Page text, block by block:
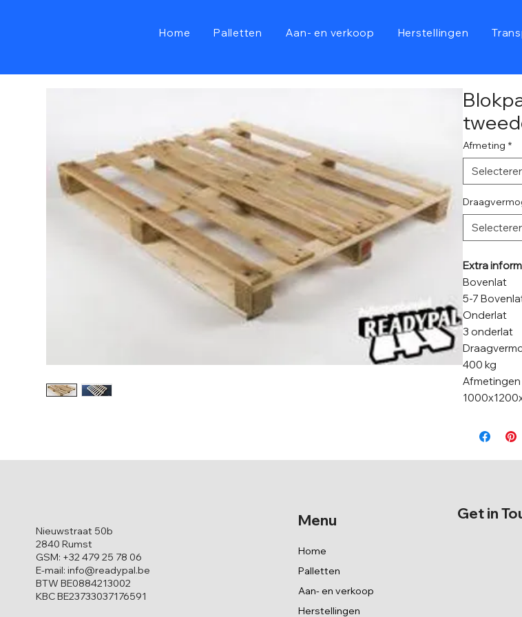
Home Palletten Aan- en verkoop Herstellingen
Afmeting *
Extra
Bovenlat
5-7
Onderlat
3 onderlat
400 kg
Afmetingen
Nieuwstraat 50b
2840 Rumst
GSM: +32 479 25 78 06
E-mail:info@readypal.be
BTW BE0884213002
KBC BE23733037176591
Home
Palletten
Aan- en verkoop
Herstellingen
Menu Get in